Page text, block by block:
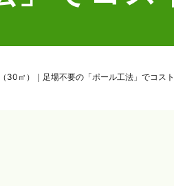
30㎡）｜足場不要の「ポール工法」でコス